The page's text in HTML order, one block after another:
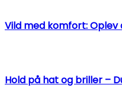
Vild med komfort: Oplev
Hold på hat og briller –